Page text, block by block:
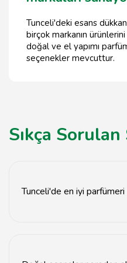
Tunceli'deki esans
birçok markanın
doğal ve el yapımı
seçenekler mevcuttur.
Sıkça
Tunceli'de en iyi